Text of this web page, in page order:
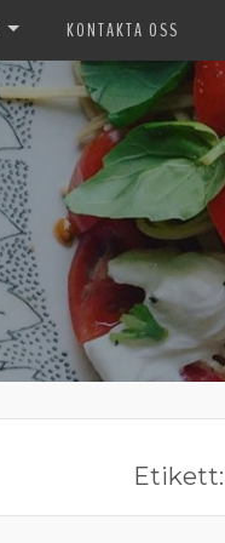
KONTAKTA OSS
Etikett: